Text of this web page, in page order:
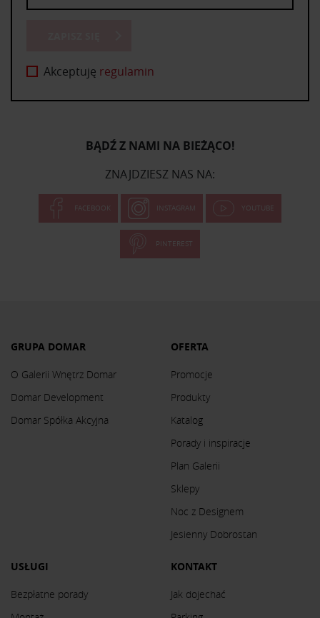
Akceptuję regulamin
BĄDŹ Z NAMI NA BIEŻĄCO!
ZNAJDZIESZ NAS NA:
FACEBOOK INSTAGRAM YOUTUBE
PINTEREST
GRUPA DOMAR
O Galerii Wnętrz Domar
Domar Development
Domar Spółka Akcyjna
OFERTA
Promocje
Produkty
Katalog
Porady i inspiracje
Plan Galerii
Sklepy
Noc z Designem
Jesienny Dobrostan
USŁUGI
Bezpłatne porady
KONTAKT
Jak dojechać